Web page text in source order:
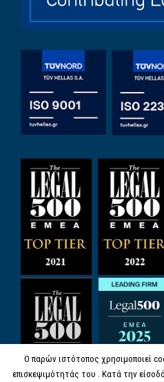
Ο παρών ιστότοπος χρησιμοποιεί
επισκεψιμότητάς του . Κατά την